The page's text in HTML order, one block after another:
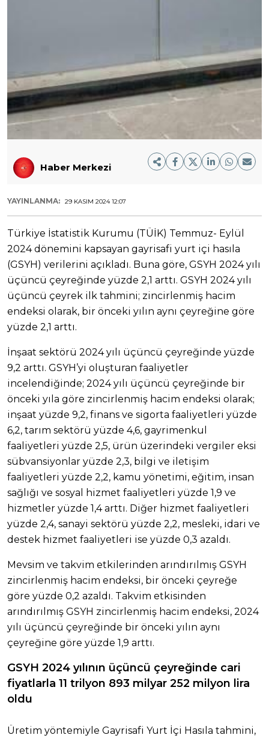
Haber Merkezi
YAYINLANMA: 29 KASIM 2024 12:07
Türkiye İstatistik Kurumu (TÜİK) Temmuz- Eylül
2024 dönemini kapsayan gayrisafi yurt içi hasıla
(GSYH) verilerini açıkladı. Buna göre, GSYH 2024 yılı
üçüncü çeyreğinde yüzde 2,1 arttı. GSYH 2024 yılı
üçüncü çeyrek ilk tahmini; zincirlenmiş hacim
endeksi olarak, bir önceki yılın aynı çeyreğine göre
yüzde 2,1 arttı.
İnşaat sektörü 2024 yılı üçüncü çeyreğinde yüzde
9,2 arttı. GSYH’yi oluşturan faaliyetler
incelendiğinde; 2024 yılı üçüncü çeyreğinde bir
önceki yıla göre zincirlenmiş hacim endeksi olarak;
inşaat yüzde 9,2, finans ve sigorta faaliyetleri yüzde
6,2, tarım sektörü yüzde 4,6, gayrimenkul
faaliyetleri yüzde 2,5, ürün üzerindeki vergiler eksi
sübvansiyonlar yüzde 2,3, bilgi ve iletişim
faaliyetleri yüzde 2,2, kamu yönetimi, eğitim, insan
sağlığı ve sosyal hizmet faaliyetleri yüzde 1,9 ve
hizmetler yüzde 1,4 arttı. Diğer hizmet faaliyetleri
yüzde 2,4, sanayi sektörü yüzde 2,2, mesleki, idari ve
destek hizmet faaliyetleri ise yüzde 0,3 azaldı.
Mevsim ve takvim etkilerinden arındırılmış GSYH
zincirlenmiş hacim endeksi, bir önceki çeyreğe
göre yüzde 0,2 azaldı. Takvim etkisinden
arındırılmış GSYH zincirlenmiş hacim endeksi, 2024
yılı üçüncü çeyreğinde bir önceki yılın aynı
çeyreğine göre yüzde 1,9 arttı.
GSYH 2024 yılının üçüncü çeyreğinde cari
fiyatlarla 11 trilyon 893 milyar 252 milyon lira
oldu
Üretim yöntemiyle Gayrisafi Yurt İçi Hasıla tahmini,